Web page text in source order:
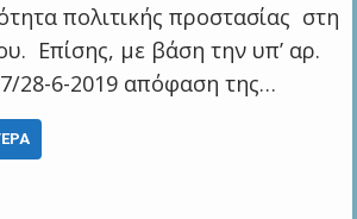
πολιτικής προστασίας στη
Επίσης, με βάση την υπ’ αρ.
28-6-2019 απόφαση της…